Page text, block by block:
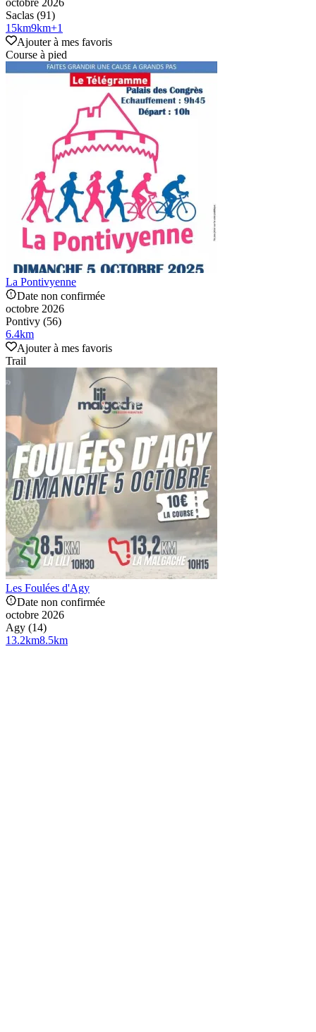
Saclas (91)
15km9km+1
Ajouter à mes favoris
Course à pied
La Pontivyenne
Date non confirmée
octobre 2026
Pontivy (56)
6.4km
Ajouter à mes favoris
Trail
Les Foulées d'Agy
Date non confirmée
octobre 2026
Agy (14)
13.2km8.5km